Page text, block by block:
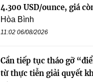
4.300 USD/ounce, giá
Hòa Bình
11:02 06/08/2026
Cần tiếp tục tháo gỡ
từ thực tiễn giải quyết